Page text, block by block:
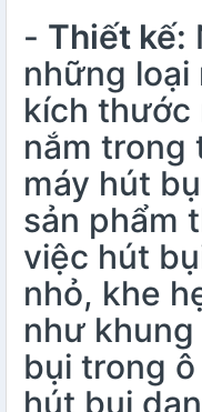
- Thiết kế:
những loại
kích thước
nắm trong
máy hút
sản phẩm
việc hút
nhỏ, khe
như
bụi trong
hút bụi